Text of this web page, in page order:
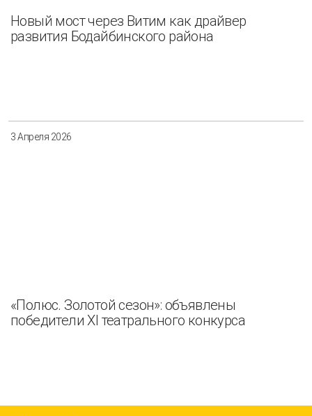
Новый мост через Витим как драйвер
развития Бодайбинского района
3 Апреля 2026
«Полюс. Золотой сезон»: объявлены
победители XI театрального конкурса